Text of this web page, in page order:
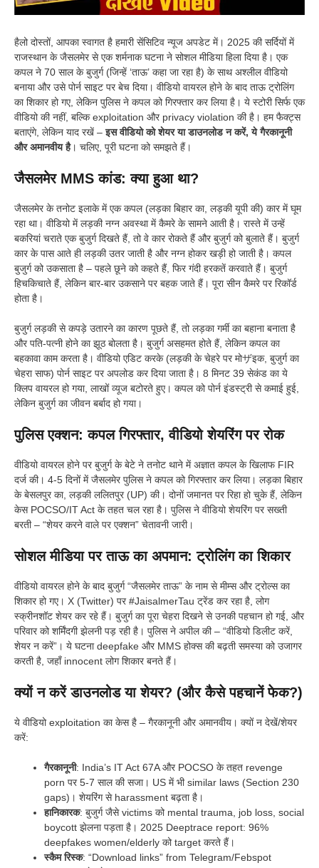
हैलो दोस्तों, आपका स्वागत है हमारी सेंसिटिव न्यूज अपडेट में। 2025 की सर्दियों में
राजस्थान के जैसलमेर से एक शर्मनाक घटना ने सोशल मीडिया हिला दिया है। एक
कपल ने 70 साल के बुजुर्ग (जिन्हें ‘ताऊ’ कहा जा रहा है) के साथ अश्लील वीडियो
बनाया और उसे पोर्न साइट पर बेच दिया। वीडियो वायरल होने के बाद ताऊ ट्रोलिंग
का शिकार हो गए, लेकिन पुलिस ने कपल को गिरफ्तार कर लिया है। ये स्टोरी सिर्फ एक
वीडियो की नहीं, बल्कि exploitation और privacy violation की है। हम फैक्ट्स
बताएंगे, लेकिन याद रखें –इस वीडियो को शेयर या डाउनलोड न करें, ये गैरकानूनी
और अमानवीय है। चलिए, पूरी घटना को समझते हैं।
जैसलमेर MMS कांड: क्या हुआ था?
जैसलमेर के तनोट इलाके में एक कपल (लड़का बिहार का, लड़की यूपी की) कार में घूम
रहा था। वीडियो में लड़की नग्न अवस्था में कैमरे के सामने आती है। रास्ते में उन्हें
बकरियां चराते एक बुजुर्ग दिखते हैं, तो वे कार रोकते हैं और बुजुर्ग को बुलाते हैं। बुजुर्ग
कार के पास आते ही लड़की उतर जाती है और नग्न होकर खड़ी हो जाती है। कपल
बुजुर्ग को उकसाता है – पहले छूने को कहते हैं, फिर गंदी हरकतें करवाते हैं। बुजुर्ग
हिचकिचाते हैं, लेकिन बार-बार उकसाने पर बहक जाते हैं। पूरा सीन कैमरे पर रिकॉर्ड
होता है।
बुजुर्ग लड़की से कपड़े उतारने का कारण पूछते हैं, तो लड़का गर्मी का बहाना बनाता है
और पति-पत्नी होने का झूठ बोलता है। बुजुर्ग असहमत होते हैं, लेकिन कपल का
बहकावा काम करता है। वीडियो एडिट करके (लड़की के चेहरे पर मोザइक, बुजुर्ग का
चेहरा साफ) पोर्न साइट पर अपलोड कर दिया जाता है। 8 मिनट 39 सेकंड का ये
क्लिप वायरल हो गया, लाखों व्यूज बटोरते हुए। कपल को पोर्न इंडस्ट्री से कमाई हुई,
लेकिन बुजुर्ग का जीवन बर्बाद हो गया।
पुलिस एक्शन: कपल गिरफ्तार, वीडियो शेयरिंग पर रोक
वीडियो वायरल होने पर बुजुर्ग के बेटे ने तनोट थाने में अज्ञात कपल के खिलाफ FIR
दर्ज की। 4-5 दिनों में जैसलमेर पुलिस ने कपल को गिरफ्तार कर लिया। लड़का बिहार
के बेसलपुर का, लड़की ललितपुर (UP) की। दोनों जमानत पर रिहा हो चुके हैं, लेकिन
केस POCSO/IT Act के तहत चल रहा है। पुलिस ने वीडियो शेयरिंग पर सख्ती
बरती – “शेयर करने वाले पर एक्शन” चेतावनी जारी।
सोशल मीडिया पर ताऊ का अपमान: ट्रोलिंग का शिकार
वीडियो वायरल होने के बाद बुजुर्ग “जैसलमेर ताऊ” के नाम से मीम्स और ट्रोल्स का
शिकार हो गए। X (Twitter) पर #JaisalmerTau ट्रेंड कर रहा है, लोग
स्क्रीनशॉट शेयर कर रहे हैं। बुजुर्ग का पूरा चेहरा दिखने से उनकी पहचान हो गई, और
परिवार को शर्मिंदगी झेलनी पड़ रही है। पुलिस ने अपील की – “वीडियो डिलीट करें,
शेयर न करें”। ये घटना deepfake और MMS होक्स की बढ़ती समस्या को उजागर
करती है, जहाँ innocent लोग शिकार बनते हैं।
क्यों न करें डाउनलोड या शेयर? (और कैसे पहचानें फेक?)
ये वीडियो exploitation का केस है – गैरकानूनी और अमानवीय। क्यों न देखें/शेयर
करें:
गैरकानूनी: India’s IT Act 67A और POCSO के तहत revenge
porn पर 5-7 साल की सजा। US में भी similar laws (Section 230
gaps)। शेयरिंग से harassment बढ़ता है।
हानिकारक: बुजुर्ग जैसे victims को mental trauma, job loss, social
boycott झेलना पड़ता है। 2025 Deeptrace report: 96%
deepfakes women/elderly को target करते हैं।
स्कैम रिस्क: “Download links” from Telegram/Febspot